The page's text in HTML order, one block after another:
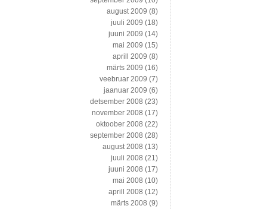
august 2009 (8)
juuli 2009 (18)
juuni 2009 (14)
mai 2009 (15)
aprill 2009 (8)
märts 2009 (16)
veebruar 2009 (7)
jaanuar 2009 (6)
detsember 2008 (23)
november 2008 (17)
oktoober 2008 (22)
september 2008 (28)
august 2008 (13)
juuli 2008 (21)
juuni 2008 (17)
mai 2008 (10)
aprill 2008 (12)
märts 2008 (9)